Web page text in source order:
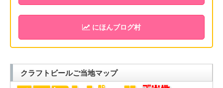
にほんブログ村
クラフトビールご当地マップ